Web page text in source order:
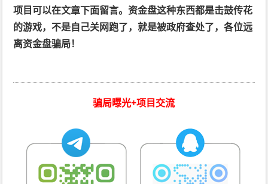
项目可以在文章下面留言。资金盘这种东西都是击鼓传花
的游戏，不是自己关网跑了，就是被政府查处了，各位远
离资金盘骗局！
骗局曝光+项目交流